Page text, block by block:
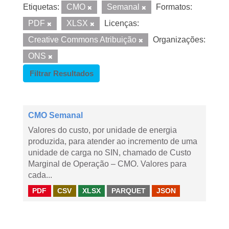
Etiquetas: CMO Semanal
Formatos:
PDF
XLSX
Licenças:
Creative Commons Atribuição
Organizações:
ONS
Filtrar Resultados
CMO Semanal
Valores do custo, por unidade de energia
produzida, para atender ao incremento de uma
unidade de carga no SIN, chamado de Custo
Marginal de Operação – CMO. Valores para
cada...
PDF CSV XLSX PARQUET JSON